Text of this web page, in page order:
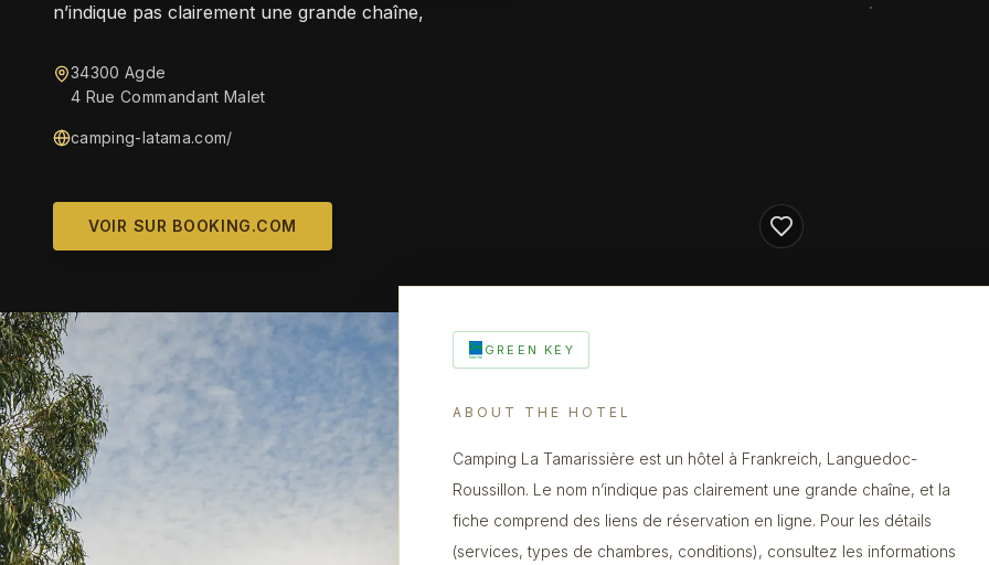
n’indique pas clairement une grande chaîne,
34300 Agde
4 Rue Commandant Malet
camping-latama.com/
VOIR SUR BOOKING.COM
GREEN KEY
ABOUT THE HOTEL
Camping La Tamarissière est un hôtel à Frankreich, Languedoc-
Roussillon. Le nom n’indique pas clairement une grande chaîne, et la
fiche comprend des liens de réservation en ligne. Pour les détails
(services, types de chambres, conditions), consultez les informations